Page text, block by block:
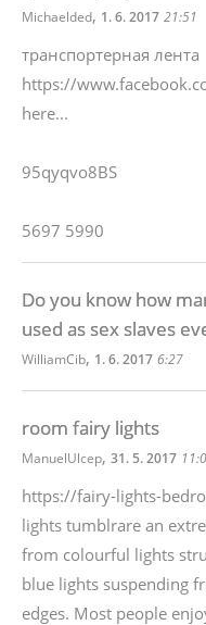
Michaelded, 1. 6. 2017 21:51
транспортерная лента
https://
here...
95qyqvo8BS
5697 5990
Do you know how
used as sex slaves
WilliamCib, 1. 6. 2017 6:27
room fairy lights
ManuelUlcep, 31. 5. 2017
https://fairy-lights-
lights tumblrare an
from colourful lights
blue lights suspending
edges. Most people